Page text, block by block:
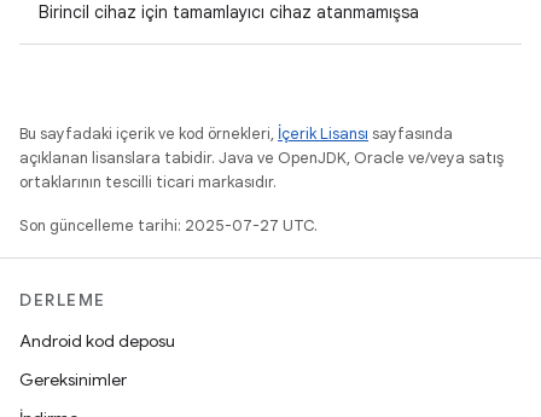
Birincil cihaz için tamamlayıcı cihaz atanmamışsa
Bu sayfadaki içerik ve kod örnekleri, İçerik Lisansı sayfasında
açıklanan lisanslara tabidir. Java ve OpenJDK, Oracle ve/veya satış
ortaklarının tescilli ticari markasıdır.
Son güncelleme tarihi: 2025-07-27 UTC.
DERLEME
Android kod deposu
Gereksinimler